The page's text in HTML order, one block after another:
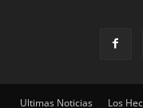
Ultimas Noticias Los